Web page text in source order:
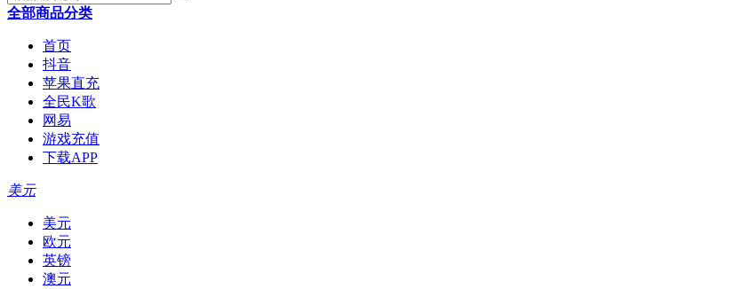
全部商品分类
首页
抖音
苹果直充
全民K歌
网易
游戏充值
下载APP
美元
美元
欧元
英镑
澳元